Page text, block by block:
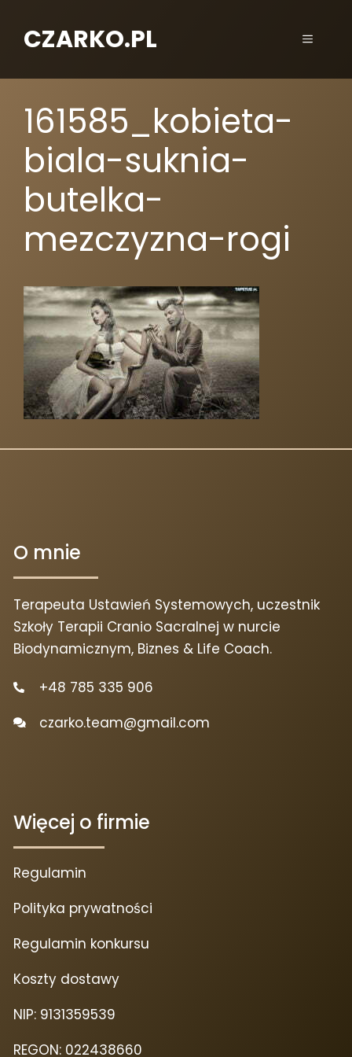
CZARKO.PL
161585_kobieta-
biala-suknia-
butelka-
mezczyzna-rogi
O mnie
Terapeuta Ustawień Systemowych, uczestnik
Szkoły Terapii Cranio Sacralnej w nurcie
Biodynamicznym, Biznes & Life Coach.
+48 785 335 906
czarko.team@gmail.com
Więcej o firmie
Regulamin
Polityka prywatności
Regulamin konkursu
Koszty dostawy
NIP: 9131359539
REGON: 022438660